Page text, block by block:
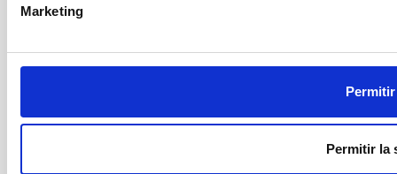
Marketing
Permitir la